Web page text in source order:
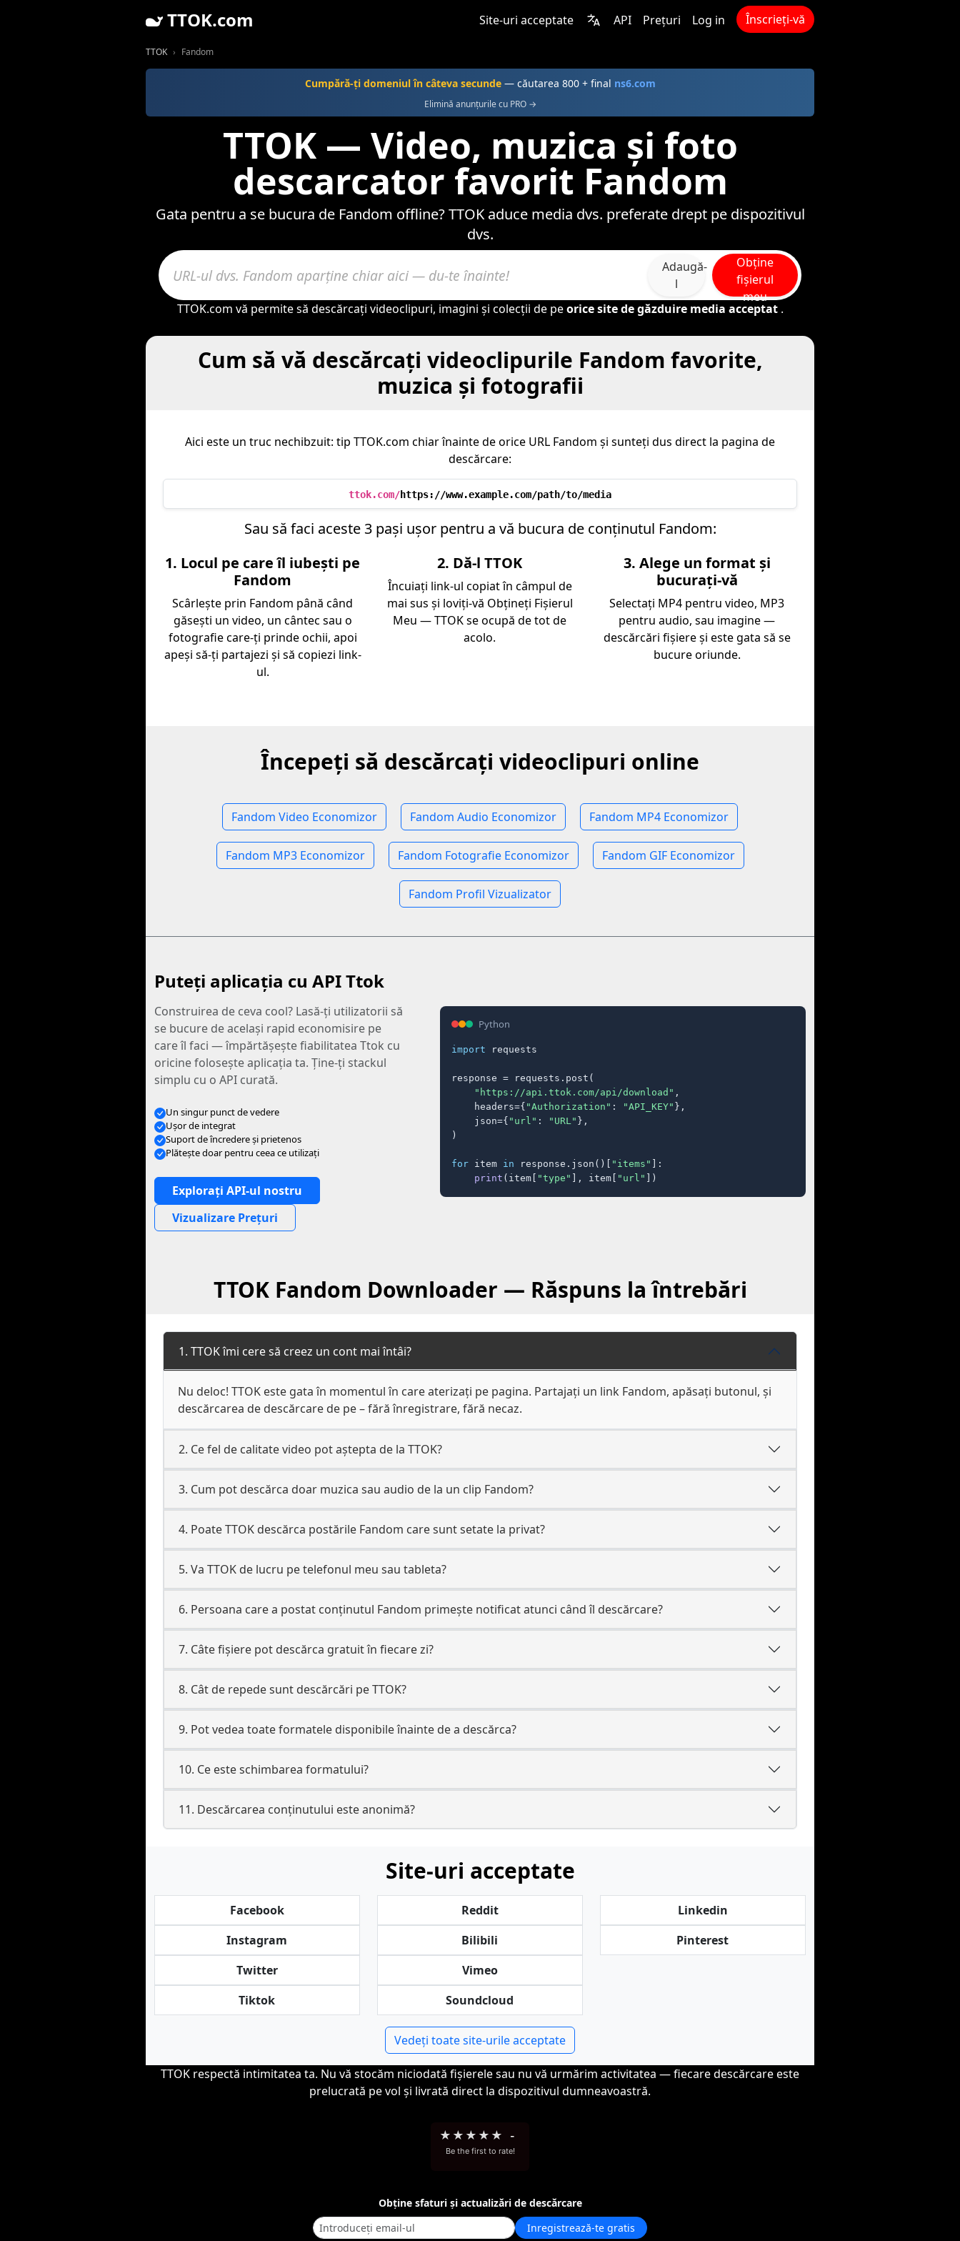
TTOK.com Site-uri acceptate API Prețuri Log in Înscrieți-vă
TTOK Fandom
Cumpără-ţi domeniul în câteva secunde— căutarea 800 + final ns6.com
Elimină anunțurile cu PRO →
TTOK — Video, muzica și foto
descarcator favorit Fandom
Gata pentru a se bucura de Fandom offline? TTOK aduce media dvs. preferate drept pe dispozitivul
dvs.
Adaugă-
l
Obține
fișierul
meu
TTOK.com vă permite să descărcați videoclipuri, imagini și colecții de peorice site de găzduire media acceptat.
Cum să vă descărcaţi videoclipurile Fandom favorite,
muzica şi fotografii
Aici este un truc nechibzuit: tip TTOK.com chiar înainte de orice URL Fandom și sunteți dus direct la pagina de
descărcare:
ttok.com/https://www.example.com/path/to/media
Sau să faci aceste 3 paşi uşor pentru a vă bucura de conţinutul Fandom:
1. Locul pe care îl iubeşti pe
Fandom
Scârleşte prin Fandom până când
găseşti un video, un cântec sau o
fotografie care-ţi prinde ochii, apoi
apeşi să-ţi partajezi şi să copiezi link-
ul.
2. Dă-l TTOK
Încuiaţi link-ul copiat în câmpul de
mai sus şi loviţi-vă Obţineţi Fişierul
Meu — TTOK se ocupă de tot de
acolo.
3. Alege un format și
bucurați-vă
Selectați MP4 pentru video, MP3
pentru audio, sau imagine —
descărcări fișiere și este gata să se
bucure oriunde.
Începeți să descărcați videoclipuri online
Fandom Video Economizor Fandom Audio Economizor Fandom MP4 Economizor
Fandom MP3 Economizor Fandom Fotografie Economizor Fandom GIF Economizor
Fandom Profil Vizualizator
Puteți aplicația cu API Ttok
Construirea de ceva cool? Lasă-ţi utilizatorii să
se bucure de acelaşi rapid economisire pe
care îl faci — împărtăşeşte fiabilitatea Ttok cu
oricine foloseşte aplicaţia ta. Ţine-ţi stackul
simplu cu o API curată.
Un singur punct de vedere
Ușor de integrat
Suport de încredere și prietenos
Plăteşte doar pentru ceea ce utilizaţi
Explorați API-ul nostru
Vizualizare Prețuri
Python
import requests
response = requests.post(
"https://api.ttok.com/api/download" ,
    headers={
"Authorization" : "API_KEY" },
    json={
"url" : "URL" },
)
for item in response.json()[ "items" ]:
print (item[ "type" ], item[ "url" ])
TTOK Fandom Downloader — Răspuns la întrebări
1. TTOK îmi cere să creez un cont mai întâi?
Nu deloc! TTOK este gata în momentul în care aterizați pe pagina. Partajați un link Fandom, apăsați butonul, și
descărcarea de descărcare de pe – fără înregistrare, fără necaz.
2. Ce fel de calitate video pot aştepta de la TTOK?
3. Cum pot descărca doar muzica sau audio de la un clip Fandom?
4. Poate TTOK descărca postările Fandom care sunt setate la privat?
5. Va TTOK de lucru pe telefonul meu sau tableta?
6. Persoana care a postat conținutul Fandom primește notificat atunci când îl descărcare?
7. Câte fișiere pot descărca gratuit în fiecare zi?
8. Cât de repede sunt descărcări pe TTOK?
9. Pot vedea toate formatele disponibile înainte de a descărca?
10. Ce este schimbarea formatului?
11. Descărcarea conținutului este anonimă?
Site-uri acceptate
Facebook
Instagram
Twitter
Tiktok
Reddit
Bilibili
Vimeo
Soundcloud
Linkedin
Pinterest
Vedeți toate site-urile acceptate
TTOK respectă intimitatea ta. Nu vă stocăm niciodată fișierele sau nu vă urmărim activitatea — fiecare descărcare este
prelucrată pe vol și livrată direct la dispozitivul dumneavoastră.
★ ★ ★ ★ ★ -
Be the first to rate!
Obține sfaturi și actualizări de descărcare
Inregistrează-te gratis